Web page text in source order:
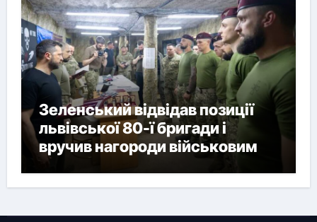
Зеленський відвідав позиції
львівської 80-ї бригади і
вручив нагороди військовим